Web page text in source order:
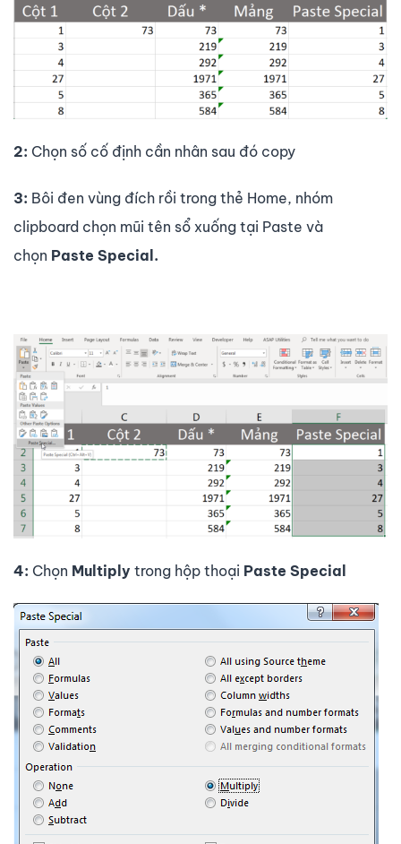
2: Chọn số cố định cần nhân sau đó copy
3: Bôi đen vùng đích rồi trong thẻ Home, nhóm
clipboard chọn mũi tên sổ xuống tại Paste và
chọn Paste Special.
4: Chọn Multiply trong hộp thoại Paste Special